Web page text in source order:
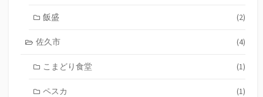
飯盛 (2)
佐久市 (4)
こまどり食堂 (1)
ペスカ (1)